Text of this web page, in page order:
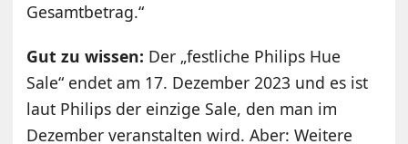
Gesamtbetrag.“
Gut zu wissen: Der „festliche Philips Hue
Sale“ endet am 17. Dezember 2023 und es ist
laut Philips der einzige Sale, den man im
Dezember veranstalten wird. Aber: Weitere